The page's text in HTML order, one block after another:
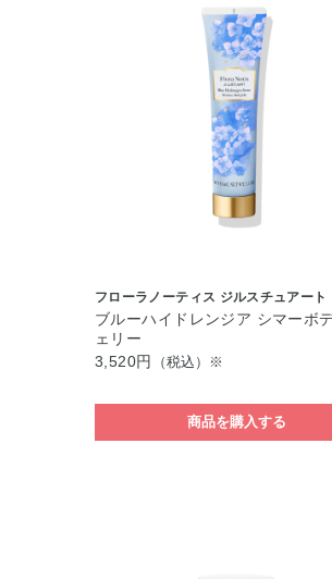
フローラノーティス ジルスチュアート
ブルーハイドレンジア シマーボ
ェリー
3,520円
（税込）※
商品を購入する